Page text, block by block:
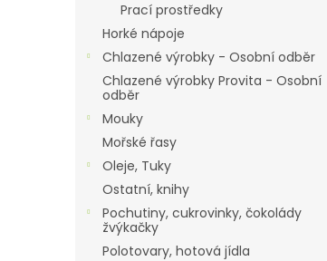
Prací prostředky
Horké nápoje
Chlazené výrobky - Osobní odběr
Chlazené výrobky Provita - Osobní
odběr
Mouky
Mořské řasy
Oleje, Tuky
Ostatní, knihy
Pochutiny, cukrovinky, čokolády
žvýkačky
Polotovary, hotová jídla